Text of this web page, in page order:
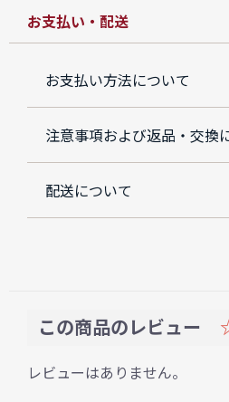
お支払い・配送
お支払い方法について
注意事項および返品・交換
配送について
この商品のレビュー
レビューはありません。